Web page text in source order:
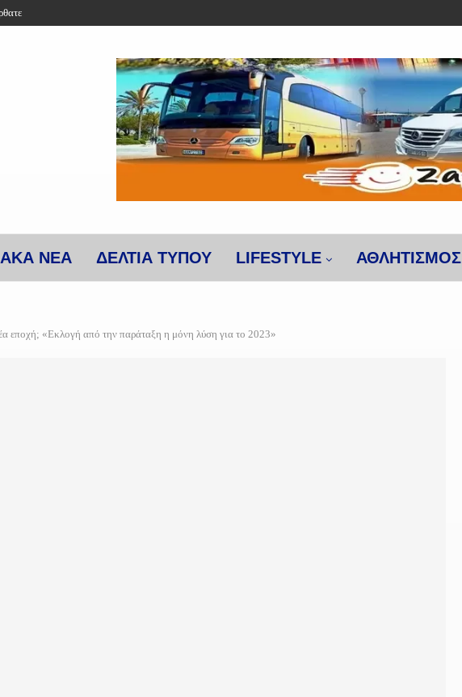
ΝΕΑ ΔΕΛΤΙΑ ΤΥΠΟΥ LIFESTYLE ΑΘΛΗΤΙΣΜΌΣ
εποχή; «Εκλογή από την παράταξη η μόνη λύση για το 2023»